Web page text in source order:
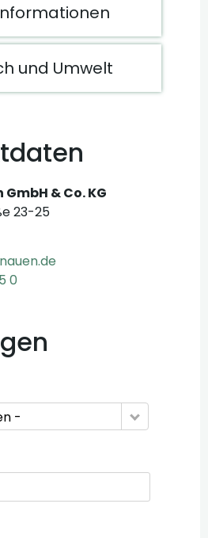
und Umwelt
& Co. KG
23-25
0
-